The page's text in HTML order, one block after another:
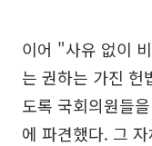
이어 "사유 없이
는 권하는 가진 헌
도록 국회의원들
에 파견했다. 그